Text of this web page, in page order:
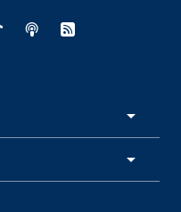
in nuova finestra
in nuova finestra
- Apertura in
esterno - Apertura in
- Sito esterno -
- Sito esterno -
Spreaker - Sito
Feed RSS -